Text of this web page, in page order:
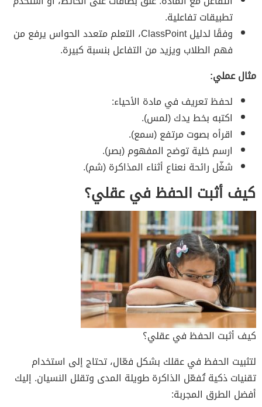
تطبيقات تفاعلية.
وفقًا لدليل ClassPoint، التعلم متعدد الحواس يرفع من
فهم الطلاب ويزيد من التفاعل بنسبة كبيرة.
مثال عملي:
لحفظ تعريف في مادة الأحياء:
اكتبه بخط يدك (لمس).
اقرأه بصوت مرتفع (سمع).
ارسم خلية توضح المفهوم (بصر).
شغّل رائحة نعناع أثناء المذاكرة (شم).
كيف أثبت الحفظ في عقلي؟
كيف أثبت الحفظ في عقلي؟
لتثبيت الحفظ في عقلك بشكل فعّال، تحتاج إلى استخدام
تقنيات ذكية تُفعّل الذاكرة طويلة المدى وتقلل النسيان. إليك
أفضل الطرق المجربة: